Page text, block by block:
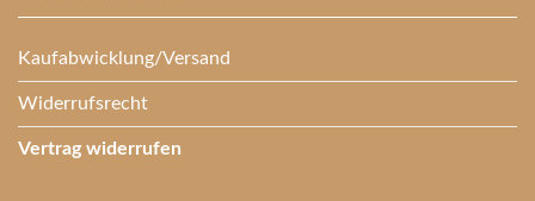
Kaufabwicklung/Versand
Widerrufsrecht
Vertrag widerrufen